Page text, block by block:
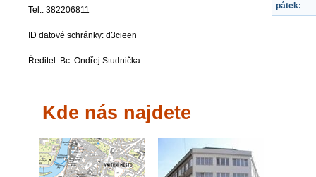
pátek:
Tel.: 382206811
ID datové schránky: d3cieen
Ředitel: Bc. Ondřej Studnička
Kde nás najdete